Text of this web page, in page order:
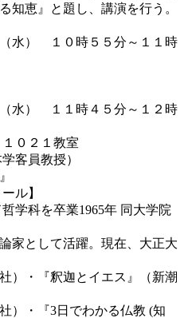
知恵』と題し、講演を行う。
水） １０時５５分～１１時
水） １１時４５分～１２時
０２１教室
客員教授）
ル】
学科を卒業1965年 同大学院
家として活躍。現在、大正大
）・『釈迦とイエス』（新潮
）・『3日でわかる仏教 (知